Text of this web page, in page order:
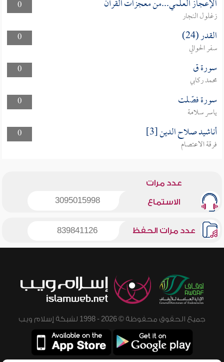
0 الإعجاز العلمي...من معجزات القرآن
زغلول النجار
0
القدر (24)
سفر الحوالي
0
سورة ق
محمد ركابي
0
سورة فصّلت
ياسر سلامة
0
أناشيد صلاح الدين [3]
فرقة الاعتصام
عدد مرات
الاستماع 3095015998
عدد مرات الحفظ 839841126
جميع الحقوق محفوظة © 2026 - 1998 لشبكة إسلام ويب